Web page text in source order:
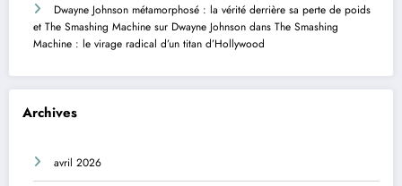
Dwayne Johnson métamorphosé : la vérité derrière sa perte de poids
et The Smashing Machine sur Dwayne Johnson dans The Smashing
Machine : le virage radical d’un titan d’Hollywood
Archives
avril 2026